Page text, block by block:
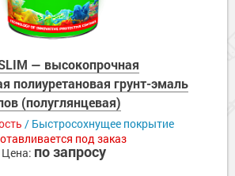
— высокопрочная
полиуретановая грунт-эмаль
(полуглянцевая)
/ Быстросохнущее покрытие
под заказ
Цена: по запросу